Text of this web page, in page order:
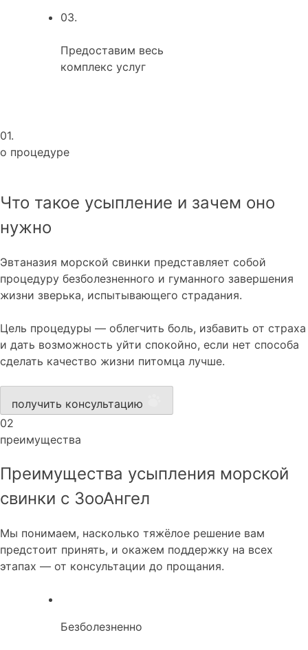
03.
Предоставим весь
комплекс услуг
01.
о процедуре
Что такое усыпление и зачем оно
нужно
Эвтаназия морской свинки представляет собой
процедуру безболезненного и гуманного завершения
жизни зверька, испытывающего страдания.
Цель процедуры — облегчить боль, избавить от страха
и дать возможность уйти спокойно, если нет способа
сделать качество жизни питомца лучше.
получить консультацию
02
преимущества
Преимущества усыпления морской
свинки с ЗооАнгел
Мы понимаем, насколько тяжёлое решение вам
предстоит принять, и окажем поддержку на всех
этапах — от консультации до прощания.
Безболезненно